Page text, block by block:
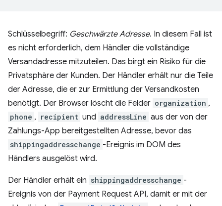
Schlüsselbegriff: Geschwärzte Adresse. In diesem Fall ist
es nicht erforderlich, dem Händler die vollständige
Versandadresse mitzuteilen. Das birgt ein Risiko für die
Privatsphäre der Kunden. Der Händler erhält nur die Teile
der Adresse, die er zur Ermittlung der Versandkosten
benötigt. Der Browser löscht die Felder organization ,
phone , recipient und addressLine aus der von der
Zahlungs-App bereitgestellten Adresse, bevor das
shippingaddresschange -Ereignis im DOM des
Händlers ausgelöst wird.
Der Händler erhält ein shippingaddresschange -
Ereignis von der Payment Request API, damit er mit der